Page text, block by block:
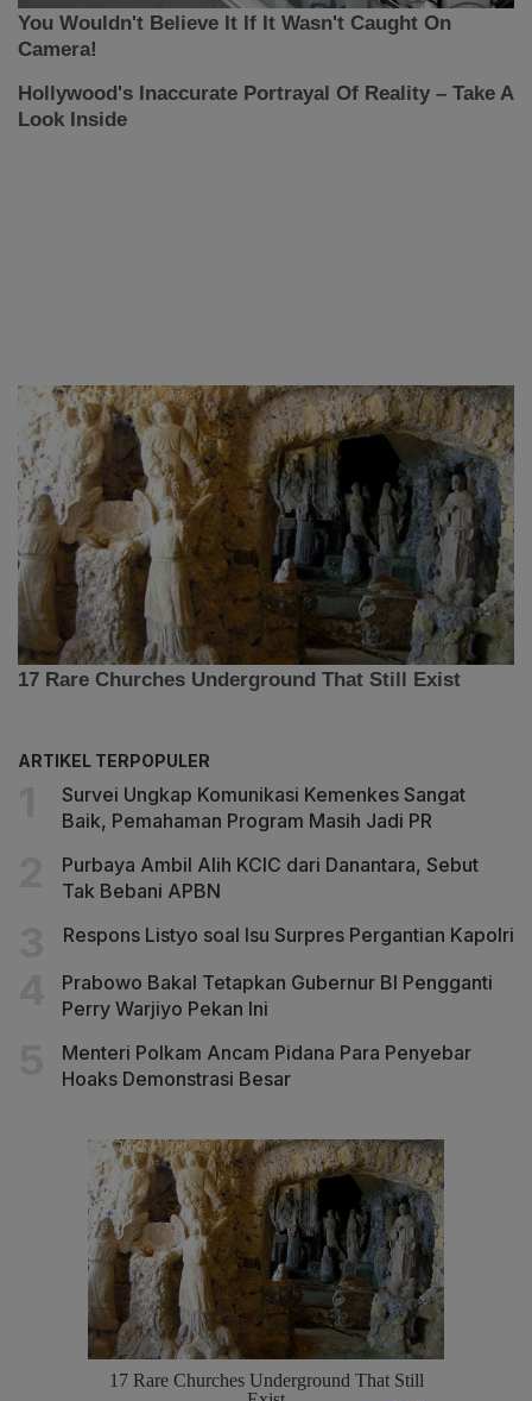
ARTIKEL TERPOPULER
Survei Ungkap Komunikasi Kemenkes Sangat
Baik, Pemahaman Program Masih Jadi PR
Purbaya Ambil Alih KCIC dari Danantara, Sebut
Tak Bebani APBN
Respons Listyo soal Isu Surpres Pergantian Kapolri
Prabowo Bakal Tetapkan Gubernur BI Pengganti
Perry Warjiyo Pekan Ini
Menteri Polkam Ancam Pidana Para Penyebar
Hoaks Demonstrasi Besar